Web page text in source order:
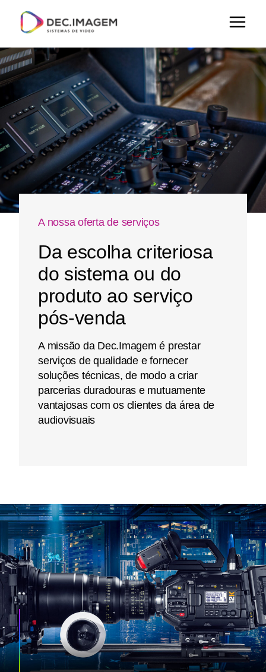
A nossa oferta de serviços
Da escolha criteriosa
do sistema ou do
produto ao serviço
pós-venda
A missão da Dec.Imagem é prestar
serviços de qualidade e fornecer
soluções técnicas, de modo a criar
parcerias duradouras e mutuamente
vantajosas com os clientes da área de
audiovisuais